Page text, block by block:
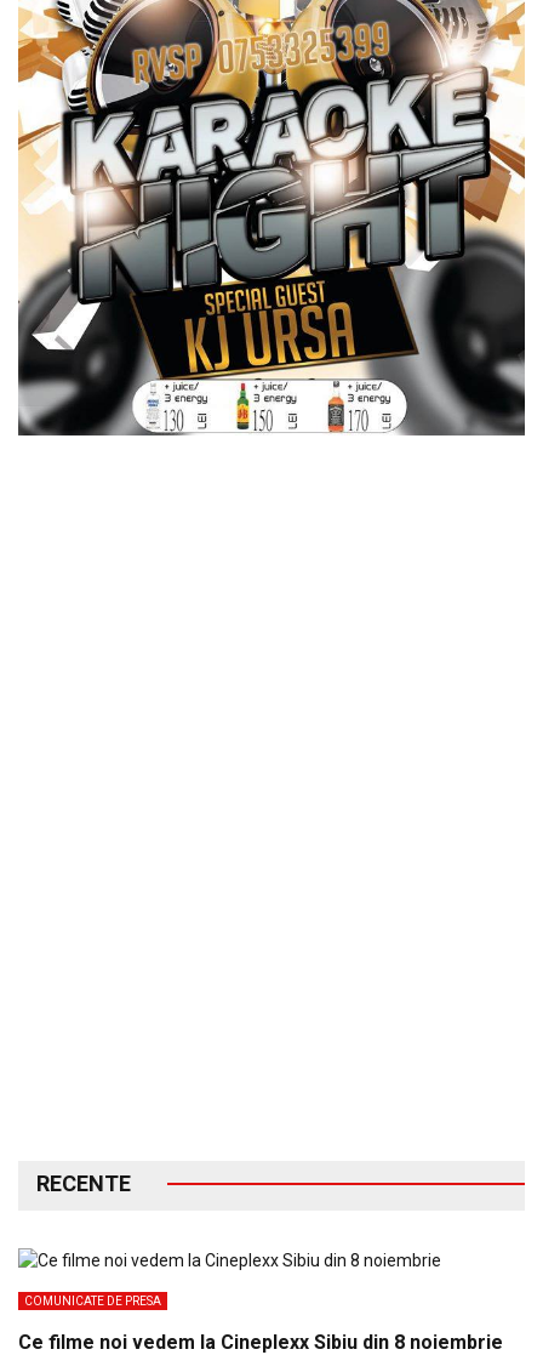
RECENTE
COMUNICATE DE PRESA
Ce filme noi vedem la Cineplexx Sibiu din 8 noiembrie